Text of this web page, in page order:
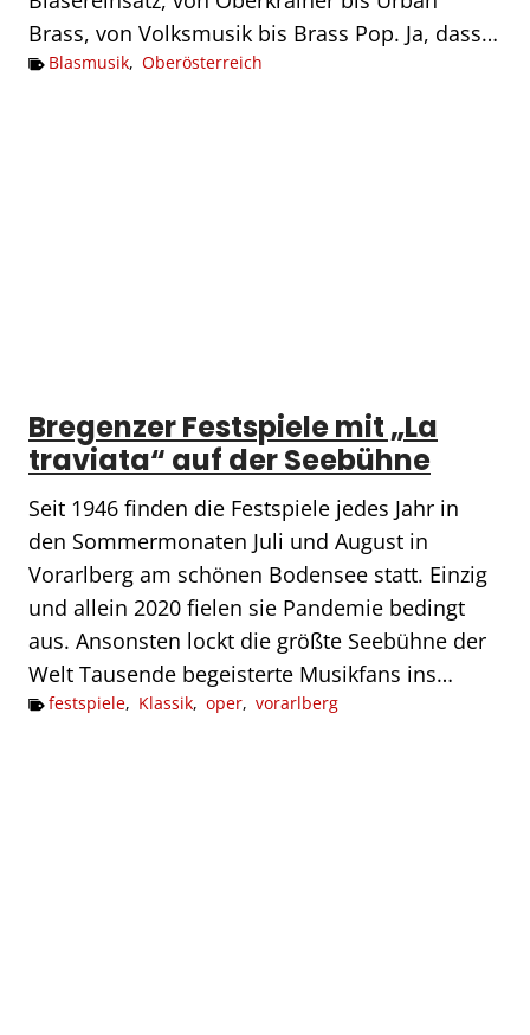
Brass, von Volksmusik bis Brass Pop. Ja, dass…
Blasmusik, Oberösterreich
Bregenzer Festspiele mit „La
traviata“ auf der Seebühne
Seit 1946 finden die Festspiele jedes Jahr in
den Sommermonaten Juli und August in
Vorarlberg am schönen Bodensee statt. Einzig
und allein 2020 fielen sie Pandemie bedingt
aus. Ansonsten lockt die größte Seebühne der
Welt Tausende begeisterte Musikfans ins…
festspiele, Klassik, oper, vorarlberg